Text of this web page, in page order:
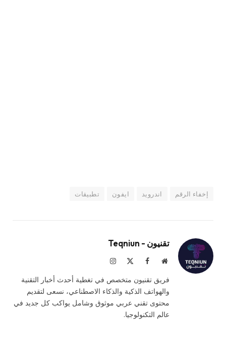
إخفاء الرقم اندرويد ايفون تطبيقات
تقنيون - Teqniun
موقعفيسبوك الانستغرام
فريق تقنيون متخصص في تغطية أحدث أخبار التقنية
والهواتف الذكية والذكاء الاصطناعي، نسعى لتقديم
محتوى تقني عربي موثوق وشامل يواكب كل جديد في
عالم التكنولوجيا.